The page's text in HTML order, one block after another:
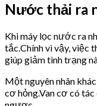
Nước thải ra
Khi máy lọc nước ra
tắc.Chính vì vậy, việc
giúp giảm tình trạng
Một nguyên nhân
cơ hỏng.Van cơ có